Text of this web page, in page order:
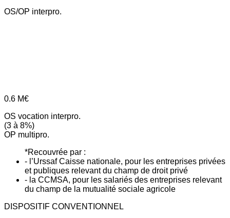
OS/OP interpro.
0.6 M€
OS vocation interpro.
(3 à 8%)
OP multipro.
*Recouvrée par :
- l’Urssaf Caisse nationale, pour les entreprises privées
et publiques relevant du champ de droit privé
- la CCMSA, pour les salariés des entreprises relevant
du champ de la mutualité sociale agricole
DISPOSITIF CONVENTIONNEL